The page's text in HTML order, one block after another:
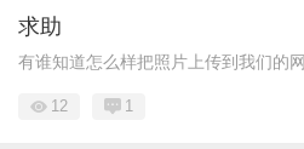
求助
有谁知道怎么样把照片上传到我们的
12 1